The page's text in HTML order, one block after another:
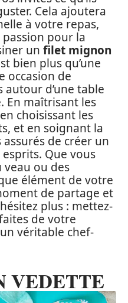
Cela ajoutera
à votre repas,
pour la
un filet mignon
bien plus qu’une
occasion de
autour d’une table
En maîtrisant les
choisissant les
et en soignant la
de créer un
Que vous
ou des
élément de votre
de partage et
plus : mettez-
de votre
véritable chef-
VEDETTE